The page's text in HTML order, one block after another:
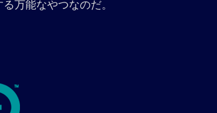
万能なやつなのだ。